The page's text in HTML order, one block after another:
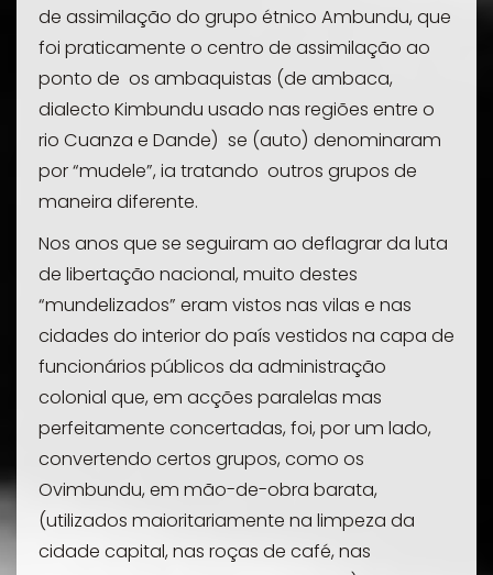
de assimilação do grupo étnico Ambundu, que
foi praticamente o centro de assimilação ao
ponto de os ambaquistas (de ambaca,
dialecto Kimbundu usado nas regiões entre o
rio Cuanza e Dande) se (auto) denominaram
por “mudele”, ia tratando outros grupos de
maneira diferente.
Nos anos que se seguiram ao deflagrar da luta
de libertação nacional, muito destes
“mundelizados” eram vistos nas vilas e nas
cidades do interior do país vestidos na capa de
funcionários públicos da administração
colonial que, em acções paralelas mas
perfeitamente concertadas, foi, por um lado,
convertendo certos grupos, como os
Ovimbundu, em mão-de-obra barata,
(utilizados maioritariamente na limpeza da
cidade capital, nas roças de café, nas